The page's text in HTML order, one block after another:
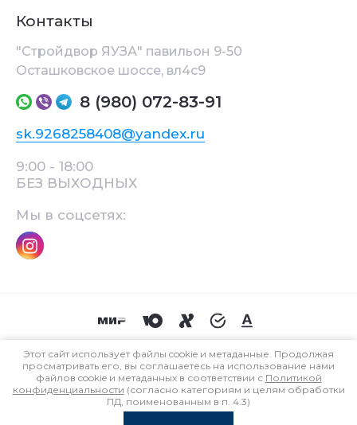
Контакты
"Стройдвор ЯУЗА" павильон 9-50
Осташковское шоссе, вл4с9
8 (980) 072-83-91
sk.9268258408@yandex.ru
9:00 - 18:00
БЕЗ ВЫХОДНЫХ
Мы в соцсетях:
© 2014 - 2026
Политика конфиденциальности
Этот сайт использует файлы cookie и метаданные. Продолжая
просматривать его, вы соглашаетесь на использование нами
файлов cookie и метаданных в соответствии с Политикой
конфиденциальности (согласно категориям и целям обработки
ПД, поименованным в п. 4.3)